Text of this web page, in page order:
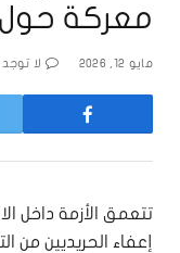
معركة حول
مايو 12, 2026 لا
تتعمق الأزمة داخل
إعفاء الحريديين من